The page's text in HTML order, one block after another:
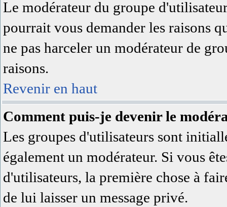
Le modérateur du groupe
pourrait vous demander les raisons
ne pas harceler un modérateur de
raisons.
Revenir en haut
Comment puis-je devenir le
Les groupes d'utilisateurs sont
également un modérateur. Si vous
d'utilisateurs, la première chose à
de lui laisser un message privé.